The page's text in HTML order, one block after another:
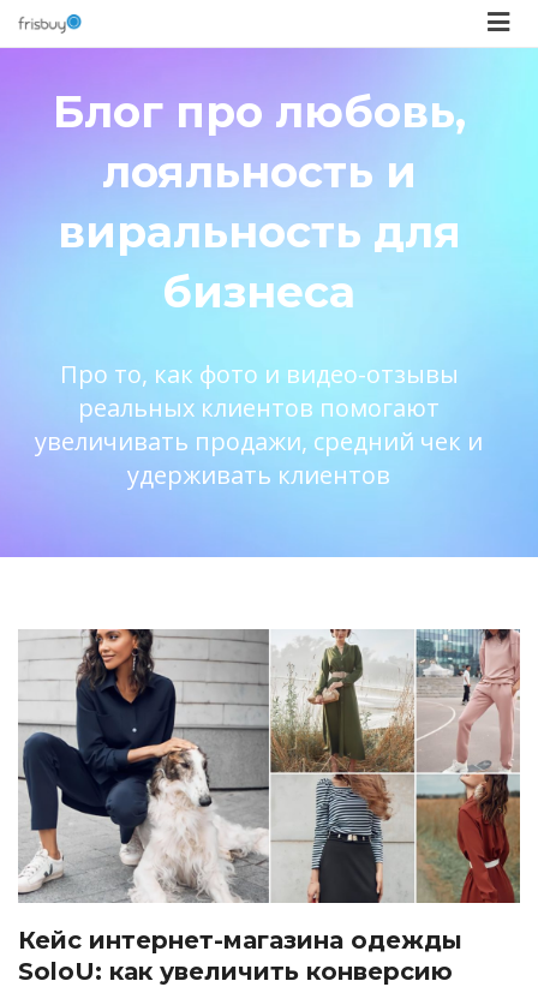
Блог про любовь,
лояльность и
виральность для
бизнеса
Про то, как фото и видео-отзывы
реальных клиентов помогают
увеличивать продажи, средний чек и
удерживать клиентов
Кейс интернет-магазина одежды
SoloU: как увеличить конверсию